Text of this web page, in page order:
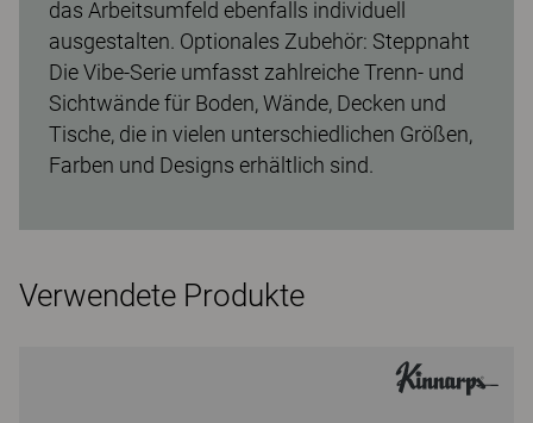
das Arbeitsumfeld ebenfalls individuell
ausgestalten. Optionales Zubehör: Steppnaht
Die Vibe-Serie umfasst zahlreiche Trenn- und
Sichtwände für Boden, Wände, Decken und
Tische, die in vielen unterschiedlichen Größen,
Farben und Designs erhältlich sind.
Verwendete Produkte